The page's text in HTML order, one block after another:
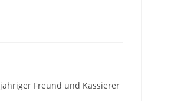
Freund und Kassierer